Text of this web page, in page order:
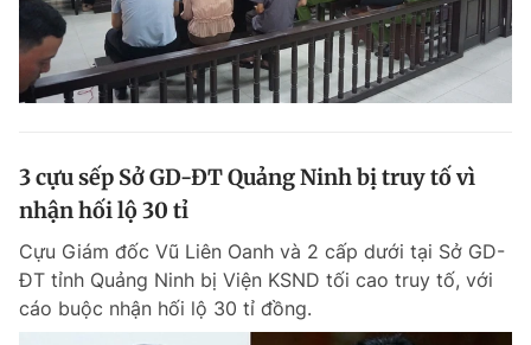
3 cựu sếp Sở GD-ĐT Quảng Ninh bị truy tố vì
nhận hối lộ 30 tỉ
Cựu Giám đốc Vũ Liên Oanh và 2 cấp dưới tại Sở GD-
ĐT tỉnh Quảng Ninh bị Viện KSND tối cao truy tố, với
cáo buộc nhận hối lộ 30 tỉ đồng.